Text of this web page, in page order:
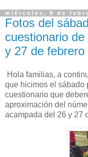
miércoles, 9 de
Fotos del
cuestionario
y 27 de febrero
Hola familias, a
que hicimos el sábado
cuestionario que
aproximación del
acampada del 26 y 27